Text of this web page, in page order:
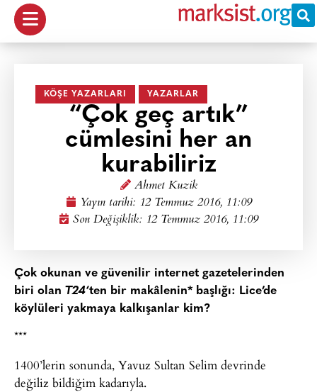
KÖŞE YAZARLARI YAZARLAR
“Çok geç artık”
cümlesini her an
kurabiliriz
Ahmet Kuzik
Yayın tarihi: 12 Temmuz 2016, 11:09
Son Değişiklik: 12 Temmuz 2016, 11:09
Çok okunan ve güvenilir internet gazetelerinden
biri olan T24‘ten bir makâlenin* başlığı: Lice’de
köylüleri yakmaya kalkışanlar kim?
***
1400’lerin sonunda, Yavuz Sultan Selim devrinde
değiliz bildiğim kadarıyla.